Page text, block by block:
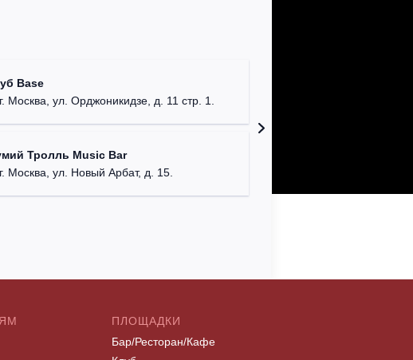
Base
г. Москва, ул. Орджоникидзе, д. 11 стр. 1.
Тролль Music Bar
г. Москва, ул. Новый Арбат, д. 15.
ПЛОЩАДКИ
Бар/Ресторан/Кафе